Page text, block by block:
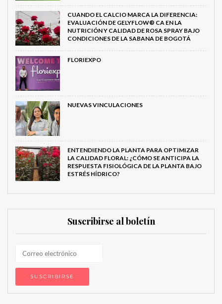
CUANDO EL CALCIO MARCA LA DIFERENCIA:
EVALUACIÓN DE GELYFLOW® CA EN LA
NUTRICIÓN Y CALIDAD DE ROSA SPRAY BAJO
CONDICIONES DE LA SABANA DE BOGOTÁ
FLORIEXPO
NUEVAS VINCULACIONES
ENTENDIENDO LA PLANTA PARA OPTIMIZAR
LA CALIDAD FLORAL: ¿CÓMO SE ANTICIPA LA
RESPUESTA FISIOLÓGICA DE LA PLANTA BAJO
ESTRÉS HÍDRICO?
Suscribirse al boletín